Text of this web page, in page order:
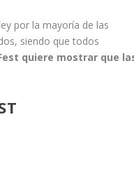
por la mayoría de las
siendo que todos
quiere mostrar que